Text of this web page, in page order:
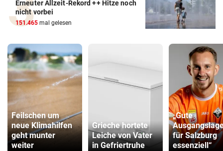
Erneuter Allzeit-Rekord ++ Hitze noch
nicht vorbei
151.465 mal gelesen
Feilschen um
neue Klimahilfen
geht munter
weiter
Grieche hortete
Leiche von Vater
in Gefriertruhe
„Gute
für Salzburg
essenziell“